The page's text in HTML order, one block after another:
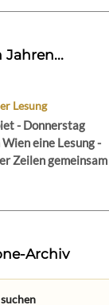
Jahren...
Lesung
- Donnerstag
eine Lesung -
Zeilen gemeinsam
Archiv